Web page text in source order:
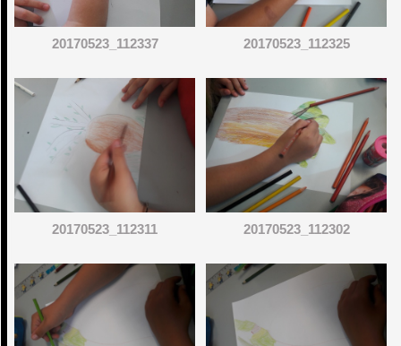
20170523_112337 20170523_112325
20170523_112311 20170523_112302